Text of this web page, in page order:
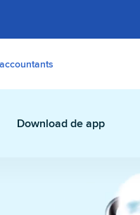
Download de app